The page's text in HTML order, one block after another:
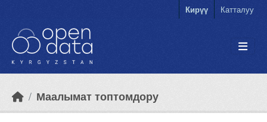
Кирүү Катталуу
Маалымат топтомдору